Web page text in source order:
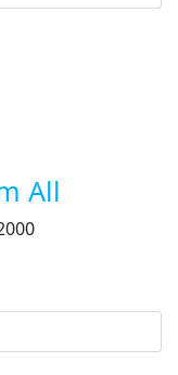
All